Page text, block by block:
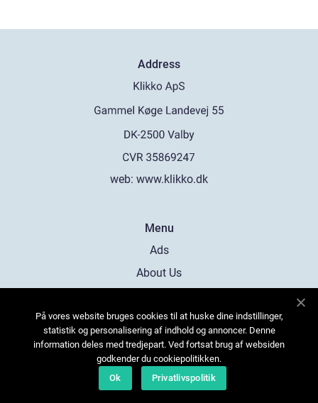
Address
web: www.klikko.dk
Menu
Ads
About Us
Contact
Sitemap
På vores website bruges cookies til at huske dine indstillinger,
statistik og personalisering af indhold og annoncer. Denne
information deles med tredjepart. Ved fortsat brug af websiden
godkender du cookiepolitikken.
Ok
Privatlivspolitik